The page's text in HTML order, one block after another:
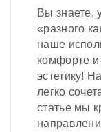
Вы знаете,
«разного
наше
комфорте
эстетику!
легко
статье мы